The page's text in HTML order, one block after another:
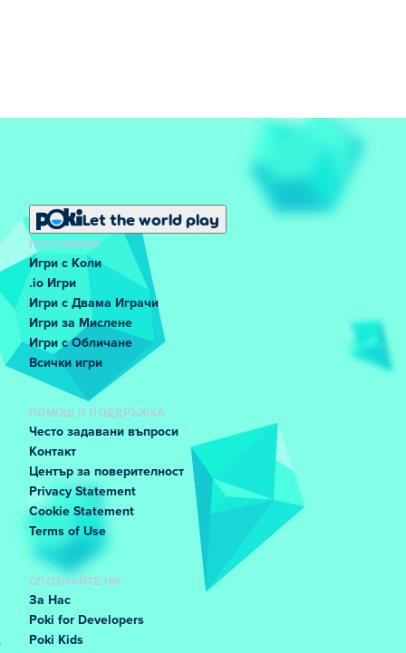
Let the world play
ПОПУЛЯРЕН
Игри с Коли
.io Игри
Игри с Двама Играчи
Игри за Мислене
Игри с Обличане
Всички игри
ПОМОЩ И ПОДДРЪЖКА
Често задавани въпроси
Контакт
Център за поверителност
Privacy Statement
Cookie Statement
Terms of Use
ОПОЗНАЙТЕ НИ
За Нас
Poki for Developers
Poki Kids